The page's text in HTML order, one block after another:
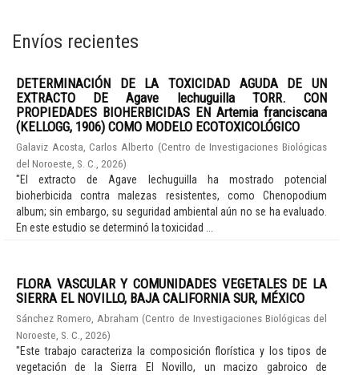
Envíos recientes
DETERMINACIÓN DE LA TOXICIDAD AGUDA DE UN
EXTRACTO DE Agave lechuguilla TORR. CON
PROPIEDADES BIOHERBICIDAS EN Artemia franciscana
(KELLOGG, 1906) COMO MODELO ECOTOXICOLÓGICO
Galaviz Acosta, Carlos Alberto (Centro de Investigaciones Biológicas
del Noroeste, S. C.
2026)
"El extracto de Agave lechuguilla ha mostrado potencial
bioherbicida contra malezas resistentes, como Chenopodium
album; sin embargo, su seguridad ambiental aún no se ha evaluado.
En este estudio se determinó la toxicidad ...
FLORA VASCULAR Y COMUNIDADES VEGETALES DE LA
SIERRA EL NOVILLO, BAJA CALIFORNIA SUR, MÉXICO
Sánchez Romero, Abraham (Centro de Investigaciones Biológicas del
Noroeste, S. C.
2026)
"Este trabajo caracteriza la composición florística y los tipos de
vegetación de la Sierra El Novillo, un macizo gabroico de